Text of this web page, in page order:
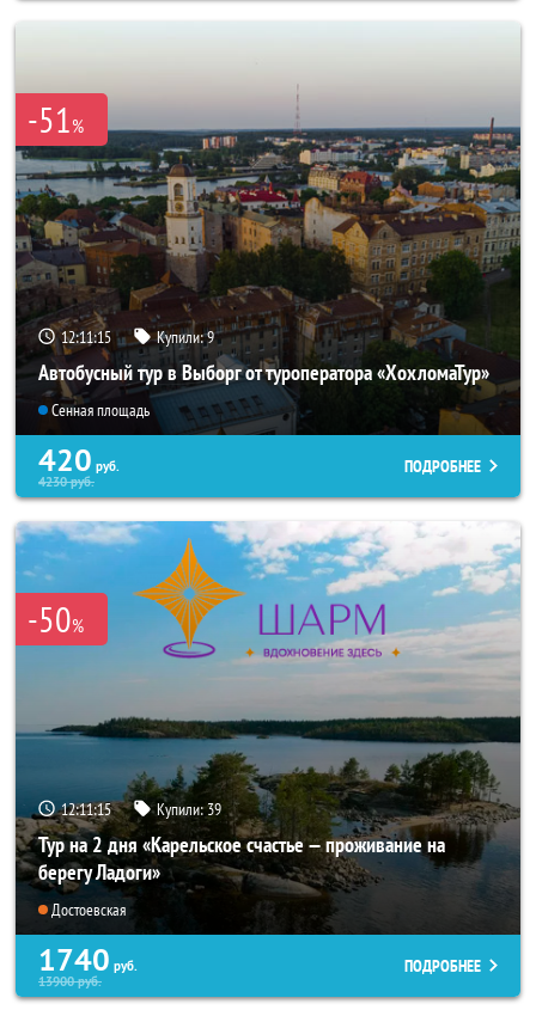
-51%
12:11:14 Купили:9
Автобусный тур в Выборг от туроператора «ХохломаТур»
Сенная площадь
420 руб.
4230руб.
ПОДРОБНЕЕ
-50%
12:11:14 Купили:39
Тур на 2 дня «Карельское счастье — проживание на
берегу Ладоги»
Достоевская
1740 руб.
13900руб.
ПОДРОБНЕЕ